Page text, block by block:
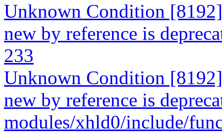
Unknown Condition
new by reference is
233
Unknown Condition
new by reference is
modules/xhld0/include/